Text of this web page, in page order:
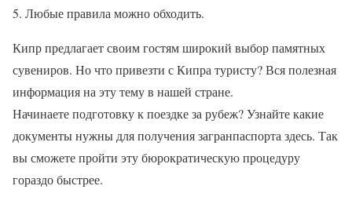
Любые правила можно обходить.
Кипр предлагает своим гостям широкий выбор памятных
сувениров. Но что привезти с Кипра туристу? Вся полезная
информация на эту тему в нашей стране.
Начинаете подготовку к поездке за рубеж? Узнайте какие
документы нужны для получения загранпаспорта здесь. Так
вы сможете пройти эту бюрократическую процедуру
гораздо быстрее.